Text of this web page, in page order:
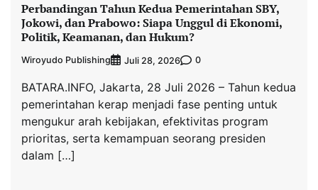
Perbandingan Tahun Kedua Pemerintahan SBY,
Jokowi, dan Prabowo: Siapa Unggul di Ekonomi,
Politik, Keamanan, dan Hukum?
Wiroyudo Publishing Juli 28, 2026 0
BATARA.INFO, Jakarta, 28 Juli 2026 – Tahun kedua
pemerintahan kerap menjadi fase penting untuk
mengukur arah kebijakan, efektivitas program
prioritas, serta kemampuan seorang presiden
dalam […]